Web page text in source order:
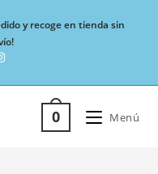
y recoge en tienda sin
0 Menú